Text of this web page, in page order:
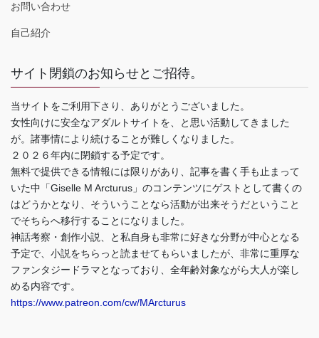
お問い合わせ
自己紹介
サイト閉鎖のお知らせとご招待。
当サイトをご利用下さり、ありがとうございました。
女性向けに安全なアダルトサイトを、と思い活動してきました
が。諸事情により続けることが難しくなりました。
２０２６年内に閉鎖する予定です。
無料で提供できる情報には限りがあり、記事を書く手も止まって
いた中「Giselle M Arcturus」のコンテンツにゲストとして書くの
はどうかとなり、そういうことなら活動が出来そうだということ
でそちらへ移行することになりました。
神話考察・創作小説、と私自身も非常に好きな分野が中心となる
予定で、小説をちらっと読ませてもらいましたが、非常に重厚な
ファンタジードラマとなっており、全年齢対象ながら大人が楽し
める内容です。
https://www.patreon.com/cw/MArcturus